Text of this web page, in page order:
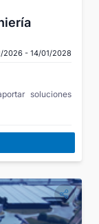
2026 - 14/01/2028
soluciones